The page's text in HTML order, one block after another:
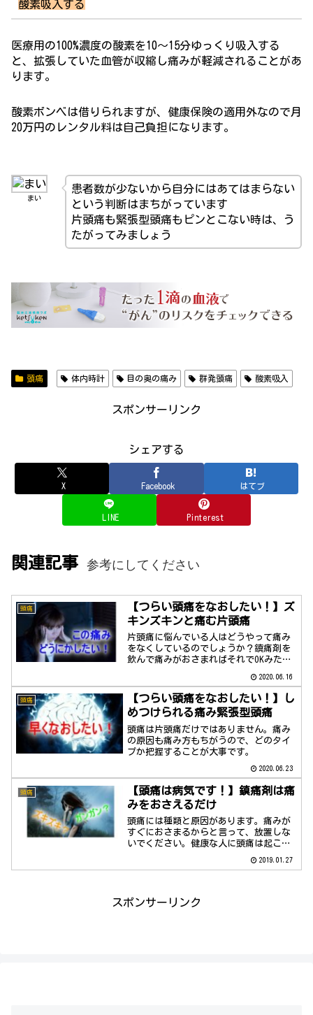
酸素吸入する
医療用の100%濃度の酸素を10～15分ゆっくり吸入する
と、拡張していた血管が収縮し痛みが軽減されることがあ
ります。
酸素ボンベは借りられますが、健康保険の適用外なので月
20万円のレンタル料は自己負担になります。
まい
患者数が少ないから自分にはあてはまらない
という判断はまちがっています
片頭痛も緊張型頭痛もピンとこない時は、う
たがってみましょう
頭痛 体内時計 目の奥の痛み 群発頭痛 酸素吸入
スポンサーリンク
シェアする
X Facebook はてブ
LINE Pinterest
関連記事 参考にしてください
頭痛
【つらい頭痛をなおしたい！】ズ
キンズキンと痛む片頭痛
片頭痛に悩んでいる人はどうやって痛み
をなくしているのでしょうか？鎮痛剤を
飲んで痛みがおさまればそれでOKみたい
なおしたことにはなりませんよね。
2020.06.16
頭痛
【つらい頭痛をなおしたい！】し
めつけられる痛み緊張型頭痛
頭痛は片頭痛だけではありません。痛み
の原因も痛み方もちがうので、どのタイ
プか把握することが大事です。
2020.06.23
頭痛
【頭痛は病気です！】鎮痛剤は痛
みをおさえるだけ
頭痛には種類と原因があります。痛みが
すぐにおさまるからと言って、放置しな
いでください。健康な人に頭痛は起こり
2019.01.27
スポンサーリンク